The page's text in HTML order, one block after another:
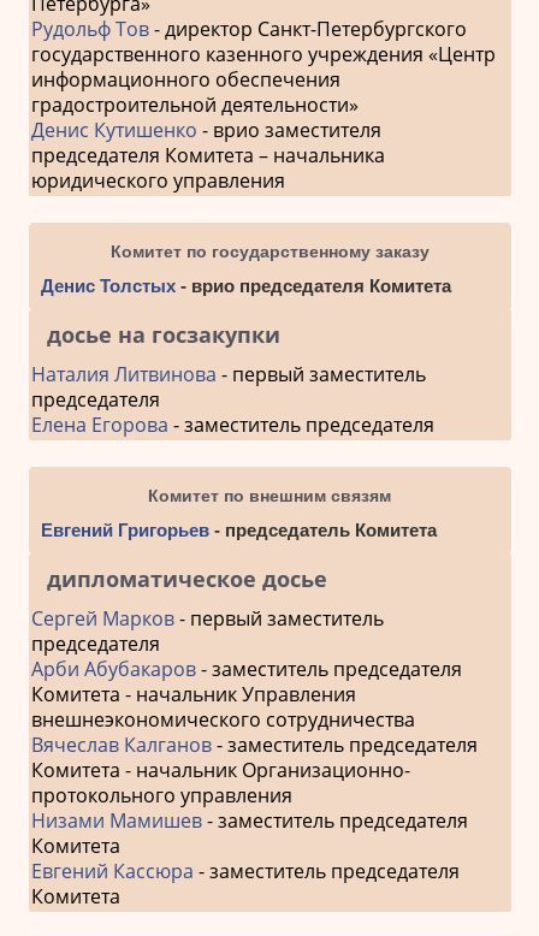
Рудольф Тов- директор Санкт-Петербургского
государственного казенного учреждения «Центр
информационного обеспечения
градостроительной деятельности»
Денис Кутишенко - врио заместителя
председателя Комитета – начальника
юридического управления
Комитет по государственному заказу
Денис Толстых- врио председателя Комитета
досье на госзакупки
Наталия Литвинова - первый заместитель
председателя
Елена Егорова - заместитель председателя
Комитет по внешним связям
Евгений Григорьев- председатель Комитета
дипломатическое досье
Сергей Марков- первый заместитель
председателя
Арби Абубакаров- заместитель председателя
Комитета - начальник Управления
внешнеэкономического сотрудничества
Вячеслав Калганов- заместитель председателя
Комитета - начальник Организационно-
протокольного управления
Низами Мамишев- заместитель председателя
Комитета
Евгений Кассюра - заместитель председателя
Комитета